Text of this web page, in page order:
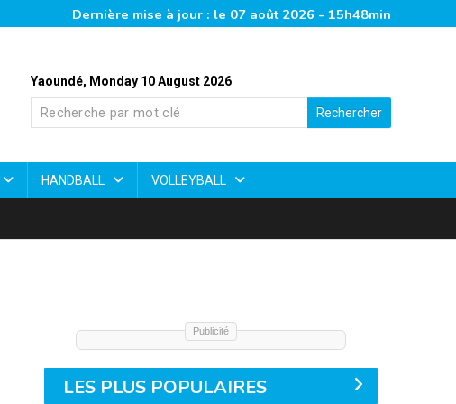
Dernière mise à jour : le 07 août 2026 - 15h48min
Yaoundé, Monday 10 August 2026
Rechercher
HANDBALL VOLLEYBALL
Publicité
LES PLUS POPULAIRES